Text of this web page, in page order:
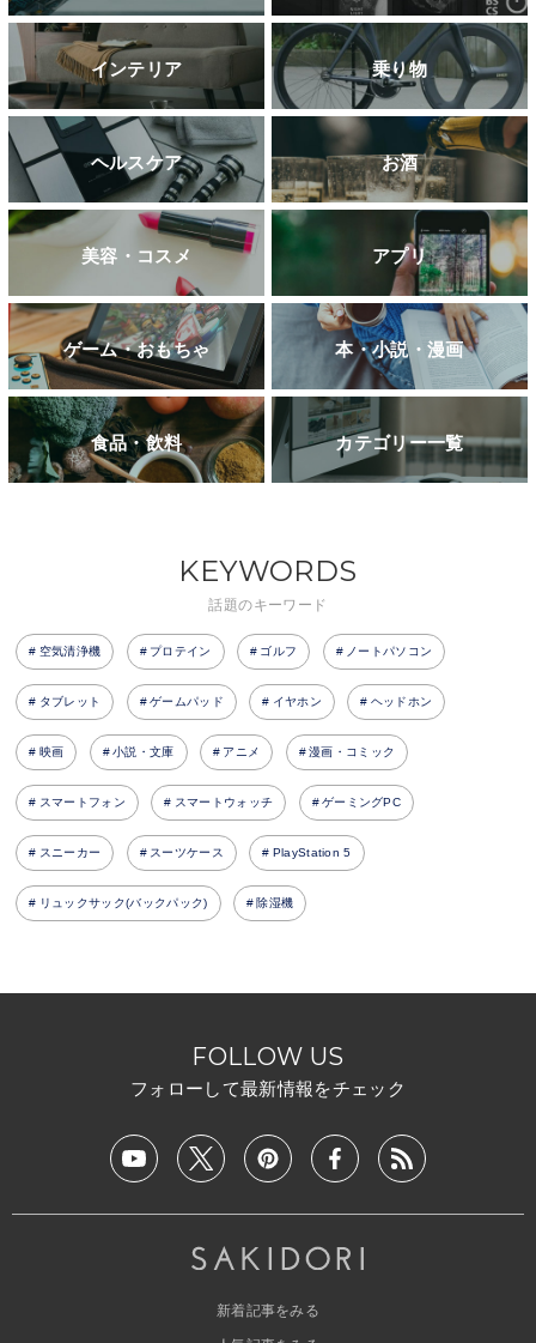
インテリア 乗り物
ヘルスケア お酒
美容・コスメ アプリ
ゲーム・おもちゃ 本・小説・漫画
食品・飲料 カテゴリー一覧
KEYWORDS
話題のキーワード
空気清浄機 プロテイン ゴルフ ノートパソコン
タブレット ゲームパッド イヤホン ヘッドホン
映画 小説・文庫 アニメ 漫画・コミック
スマートフォン スマートウォッチ ゲーミングPC
スニーカー スーツケース PlayStation 5
リュックサック(バックパック) 除湿機
FOLLOW US
フォローして最新情報をチェック
新着記事をみる